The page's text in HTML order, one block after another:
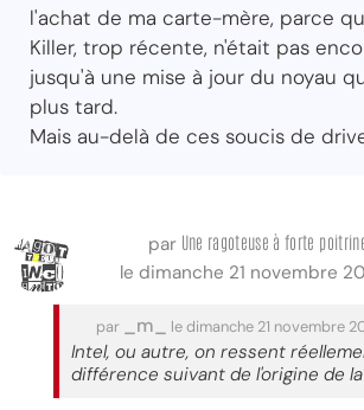
l'achat de ma carte-mère, parce
Killer, trop récente, n'était pas
jusqu'à une mise à jour du noyau
plus tard.
Mais au-delà de ces soucis de
par Une ragoteuse à forte
le dimanche 21 novembre
par _m_ le dimanche 21 novembre
Intel, ou autre, on ressent
différence suivant de l'origine de